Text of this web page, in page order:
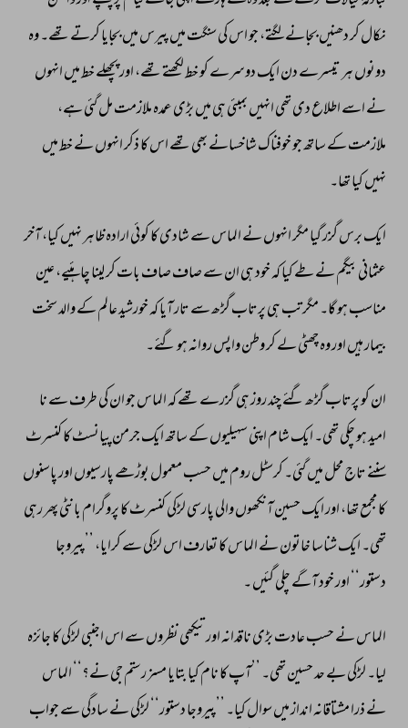
نکال کر دھنیں بجانے لگتے، جو اس کی سنگت میں پیرس میں بجایا کرتے تھے۔ وہ
دونوں ہر تیسرے دن ایک دوسرے کو خط لکھتے تھے، اور پچھلے خط میں انہوں
نے اسے اطلاع دی تھی انہیں بمبئی ہی میں بڑی عمدہ ملازمت مل گئی ہے،
ملازمت کے ساتھ جو خوفناک شاخسانے بھی تھے اس کا ذکر انہوں نے خط میں
نہیں کیا تھا۔
ایک برس گزر گیا مگر انہوں نے الماس سے شادی کا کوئی ارادہ ظاہر نہیں کیا، آخر
عثمانی بیگم نے طے کیا کہ خود ہی ان سے صاف صاف بات کر لینا چاہئیے، عین
مناسب ہو گا۔ مگر تب ہی پرتاب گڑھ سے تار آیا کہ خورشید عالم کے والد سخت
بیمار ہیں اور وہ چھٹی لے کر وطن واپس روانہ ہو گئے۔
ان کو پرتاب گڑھ گئے چند روز ہی گزرے تھے کہ الماس جو ان کی طرف سے نا
امید ہو چکی تھی۔ ایک شام اپنی سہیلیوں کے ساتھ ایک جرمن پیانسٹ کا کنسرٹ
سننے تاج محل میں گئی۔ کرسٹل روم میں حسب معمول بوڑھے پارسیوں اور پاسنوں
کا مجمع تھا، اور ایک حسین آنکھوں والی پارسی لڑکی کنسرٹ کا پروگرام بانٹی پھر رہی
تھی۔ ایک شناسا خاتون نے الماس کا تعارف اس لڑکی سے کرایا، ’’پیروجا
دستور‘‘ اور خود آگے چلی گئیں ۔
الماس نے حسب عادت بڑی ناقدانہ اور تیکھی نظروں سے اس اجنبی لڑکی کا جائزہ
لیا۔ لڑکی بے حد حسین تھی۔ ’’آپ کا نام کیا بتایا مسز رستم جی نے؟‘‘ الماس
نے ذرا مشتاقانہ انداز میں سوال کیا۔ ’’پیروجا دستور‘‘ لڑکی نے سادگی سے جواب